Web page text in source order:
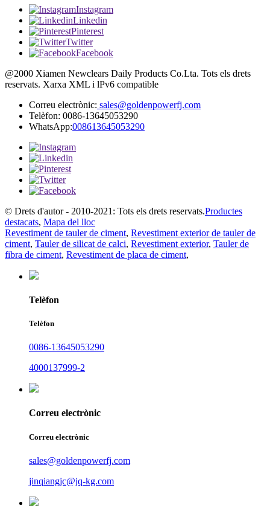
Instagram
Linkedin
Pinterest
Twitter
Facebook
@2000 Xiamen Newclears Daily Products Co.Lta. Tots els drets
reservats. Xarxa XML i lPv6 compatible
Correu electrònic: sales@goldenpowerfj.com
Telèfon: 0086-13645053290
WhatsApp:008613645053290
© Drets d'autor - 2010-2021: Tots els drets reservats.Productes
destacats, Mapa del lloc
Revestiment de tauler de ciment, Revestiment exterior de tauler de
ciment, Tauler de silicat de calci, Revestiment exterior, Tauler de
fibra de ciment, Revestiment de placa de ciment,
Telèfon
Telèfon
0086-13645053290
4000137999-2
Correu electrònic
Correu electrònic
sales@goldenpowerfj.com
jinqiangjc@jq-kg.com